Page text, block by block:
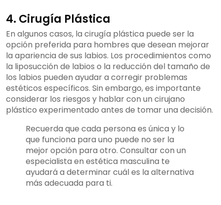
4. Cirugía Plástica
En algunos casos, la cirugía plástica puede ser la
opción preferida para hombres que desean mejorar
la apariencia de sus labios. Los procedimientos como
la liposucción de labios o la reducción del tamaño de
los labios pueden ayudar a corregir problemas
estéticos específicos. Sin embargo, es importante
considerar los riesgos y hablar con un cirujano
plástico experimentado antes de tomar una decisión.
Recuerda que cada persona es única y lo
que funciona para uno puede no ser la
mejor opción para otro. Consultar con un
especialista en estética masculina te
ayudará a determinar cuál es la alternativa
más adecuada para ti.